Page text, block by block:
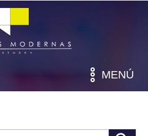
MENÚ